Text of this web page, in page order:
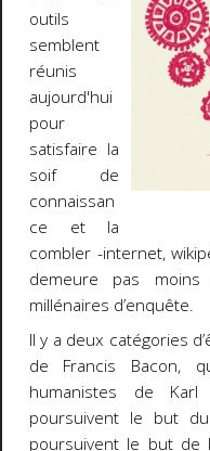
outils
semblent
réunis
aujourd'hui
pour
satisfaire la
soif de
connaissan
ce et la
combler -internet,
demeure pas
millénaires d’enquête.
Il y a deux catégories
de Francis Bacon,
humanistes de
poursuivent le but
poursuivent le but de